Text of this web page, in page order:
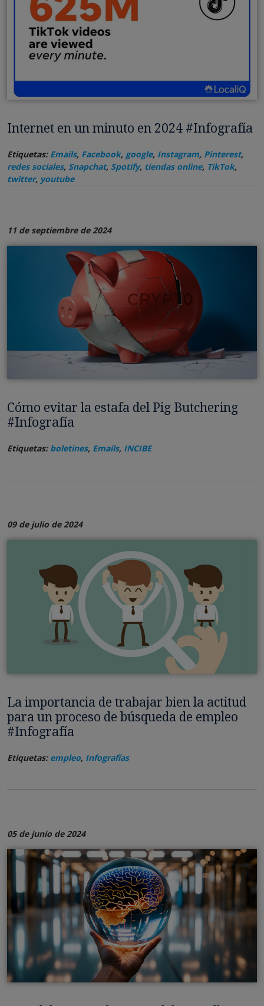
Internet en un minuto en 2024 #Infografía
Etiquetas: Emails, Facebook, google, Instagram, Pinterest,
redes sociales, Snapchat, Spotify, tiendas online, TikTok,
twitter, youtube
11 de septiembre de 2024
Cómo evitar la estafa del Pig Butchering
#Infografía
Etiquetas: boletines, Emails, INCIBE
09 de julio de 2024
La importancia de trabajar bien la actitud
para un proceso de búsqueda de empleo
#Infografía
Etiquetas: empleo, Infografías
05 de junio de 2024